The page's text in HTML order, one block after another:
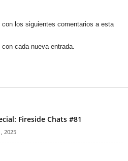
con los siguientes comentarios a esta
cada nueva entrada.
Fireside Chats #81
2025